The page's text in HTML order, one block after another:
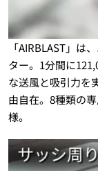
「AIRBLAST」は
ター。1分間に
な送風と吸引力を
由自在。8種類の
様。